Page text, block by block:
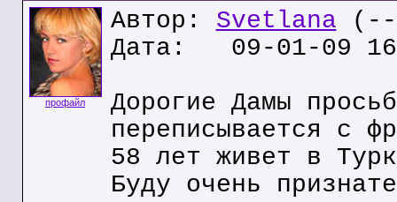
профайл
Автор: Svetlana
Дата: 09-01-09
Дорогие Дамы
переписывается с
58 лет живет в
Буду очень